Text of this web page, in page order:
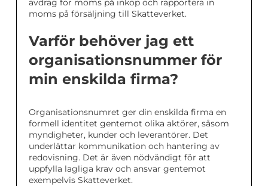
avdrag för moms på inköp och rapportera in
moms på försäljning till Skatteverket.
Varför behöver jag ett
organisationsnummer för
min enskilda firma?
Organisationsnumret ger din enskilda firma en
formell identitet gentemot olika aktörer, såsom
myndigheter, kunder och leverantörer. Det
underlättar kommunikation och hantering av
redovisning. Det är även nödvändigt för att
uppfylla lagliga krav och ansvar gentemot
exempelvis Skatteverket.